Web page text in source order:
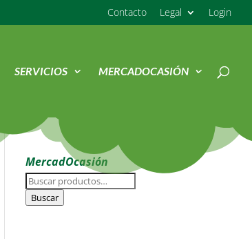
Contacto Legal Login
SERVICIOS MERCADOCASIÓN
MercadOcasión
Buscar
por:
Buscar